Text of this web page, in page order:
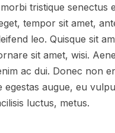
tristique senectus
tempor sit amet,
leo. Quisque sit
sit amet, wisi.
ac dui. Donec non
augue, eu
luctus, metus.